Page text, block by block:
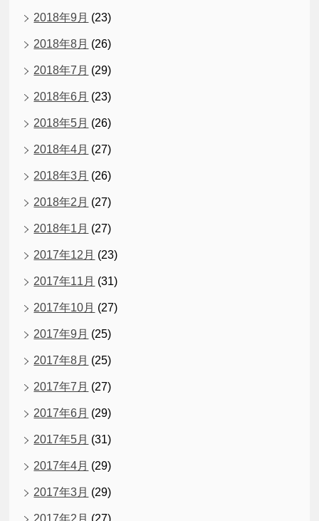
2018年9月 (23)
2018年8月 (26)
2018年7月 (29)
2018年6月 (23)
2018年5月 (26)
2018年4月 (27)
2018年3月 (26)
2018年2月 (27)
2018年1月 (27)
2017年12月 (23)
2017年11月 (31)
2017年10月 (27)
2017年9月 (25)
2017年8月 (25)
2017年7月 (27)
2017年6月 (29)
2017年5月 (31)
2017年4月 (29)
2017年3月 (29)
2017年2月 (27)